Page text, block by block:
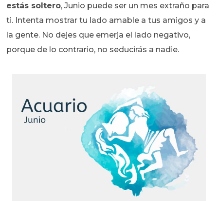
estás soltero, Junio puede ser un mes extraño para
ti. Intenta mostrar tu lado amable a tus amigos y a
la gente. No dejes que emerja el lado negativo,
porque de lo contrario, no seducirás a nadie.